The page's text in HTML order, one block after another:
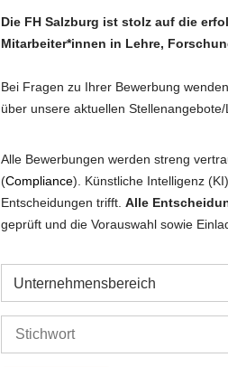
Die FH Salzburg ist stolz auf die
Mitarbeiter*innen in Lehre,
Bei Fragen zu Ihrer Bewerbung
über unsere aktuellen
Alle Bewerbungen werden streng
(Compliance). Künstliche Intelligenz
Entscheidungen trifft. Alle
geprüft und die Vorauswahl sowie
Unternehmensbereich